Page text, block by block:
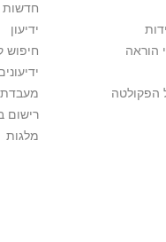
הוראה
הפקולטה
חדשות
ידיעון
חיפוש
רישום
מלגות